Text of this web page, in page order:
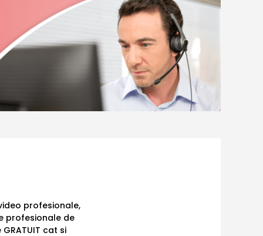
profesionale,
profesionale de
cat si